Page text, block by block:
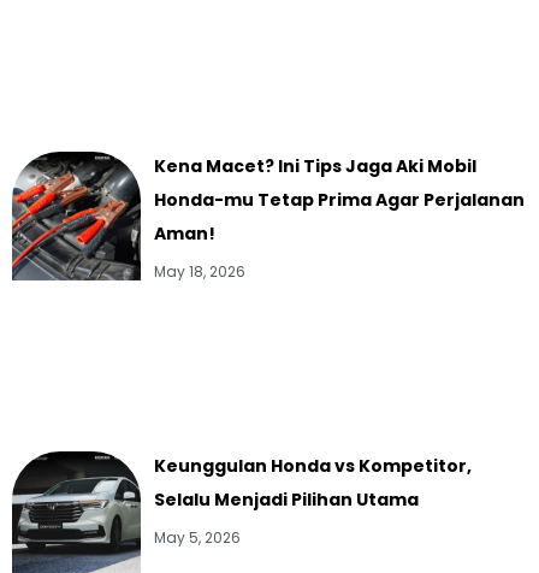
Kena Macet? Ini Tips Jaga Aki Mobil
Honda-mu Tetap Prima Agar Perjalanan
Aman!
May 18, 2026
Keunggulan Honda vs Kompetitor,
Selalu Menjadi Pilihan Utama
May 5, 2026